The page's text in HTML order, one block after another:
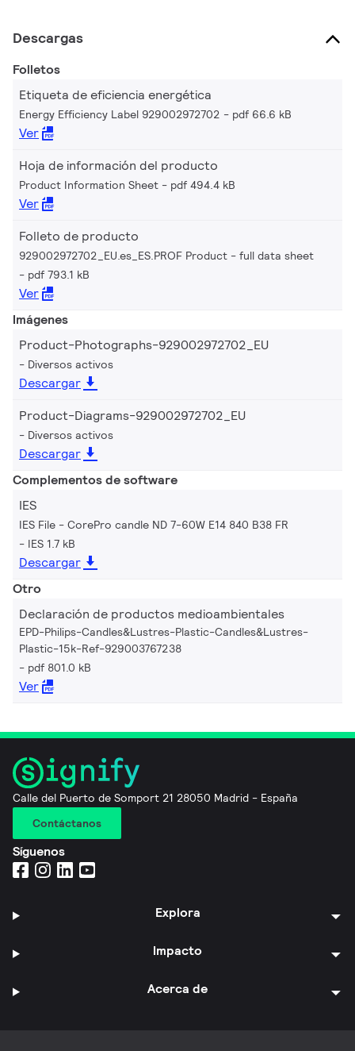
Descargas
Folletos
Etiqueta de eficiencia energética
Energy Efficiency Label 929002972702 pdf 66.6 kB
Ver
Hoja de información del producto
Product Information Sheet pdf 494.4 kB
Ver
Folleto de producto
929002972702_EU.es_ES.PROF Product - full data sheet
pdf 793.1 kB
Ver
Imágenes
Product-Photographs-929002972702_EU
Diversos activos
Descargar
Product-Diagrams-929002972702_EU
Diversos activos
Descargar
Complementos de software
IES
IES File - CorePro candle ND 7-60W E14 840 B38 FR
IES 1.7 kB
Descargar
Otro
Declaración de productos medioambientales
EPD-Philips-Candles&Lustres-Plastic-Candles&Lustres-
Plastic-15k-Ref-929003767238
pdf 801.0 kB
Ver
Calle del Puerto de Somport 21 28050 Madrid - España
Contáctanos
Síguenos
Explora
Impacto
Acerca de